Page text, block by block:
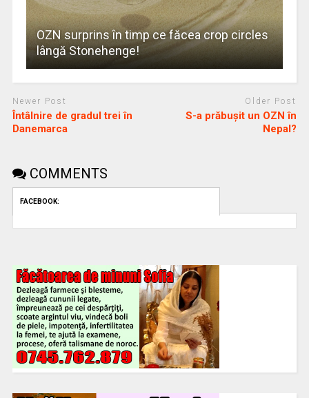
OZN surprins în timp ce făcea crop circles
lângă Stonehenge!
Newer Post
Întâlnire de gradul trei în
Danemarca
Older Post
S-a prăbuşit un OZN în
Nepal?
COMMENTS
FACEBOOK: